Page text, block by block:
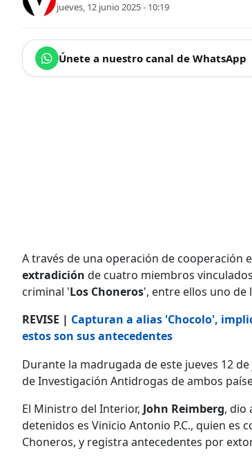
jueves, 12 junio 2025 - 10:19
Únete a nuestro canal de WhatsApp
A través de una operación de cooperación
extradición de cuatro miembros
criminal 'Los Choneros', entre ellos uno
REVISE | Capturan a alias 'Chocolo',
estos son sus antecedentes
Durante la madrugada de este jueves 12
de Investigación Antidrogas de ambos
El Ministro del Interior, John Reimberg, dio
detenidos es Vinicio Antonio P.C., quien es
Choneros, y registra antecedentes por